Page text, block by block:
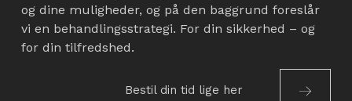
og dine muligheder, og på den baggrund foreslår
vi en behandlingsstrategi. For din sikkerhed – og
for din tilfredshed.
Bestil din tid lige her